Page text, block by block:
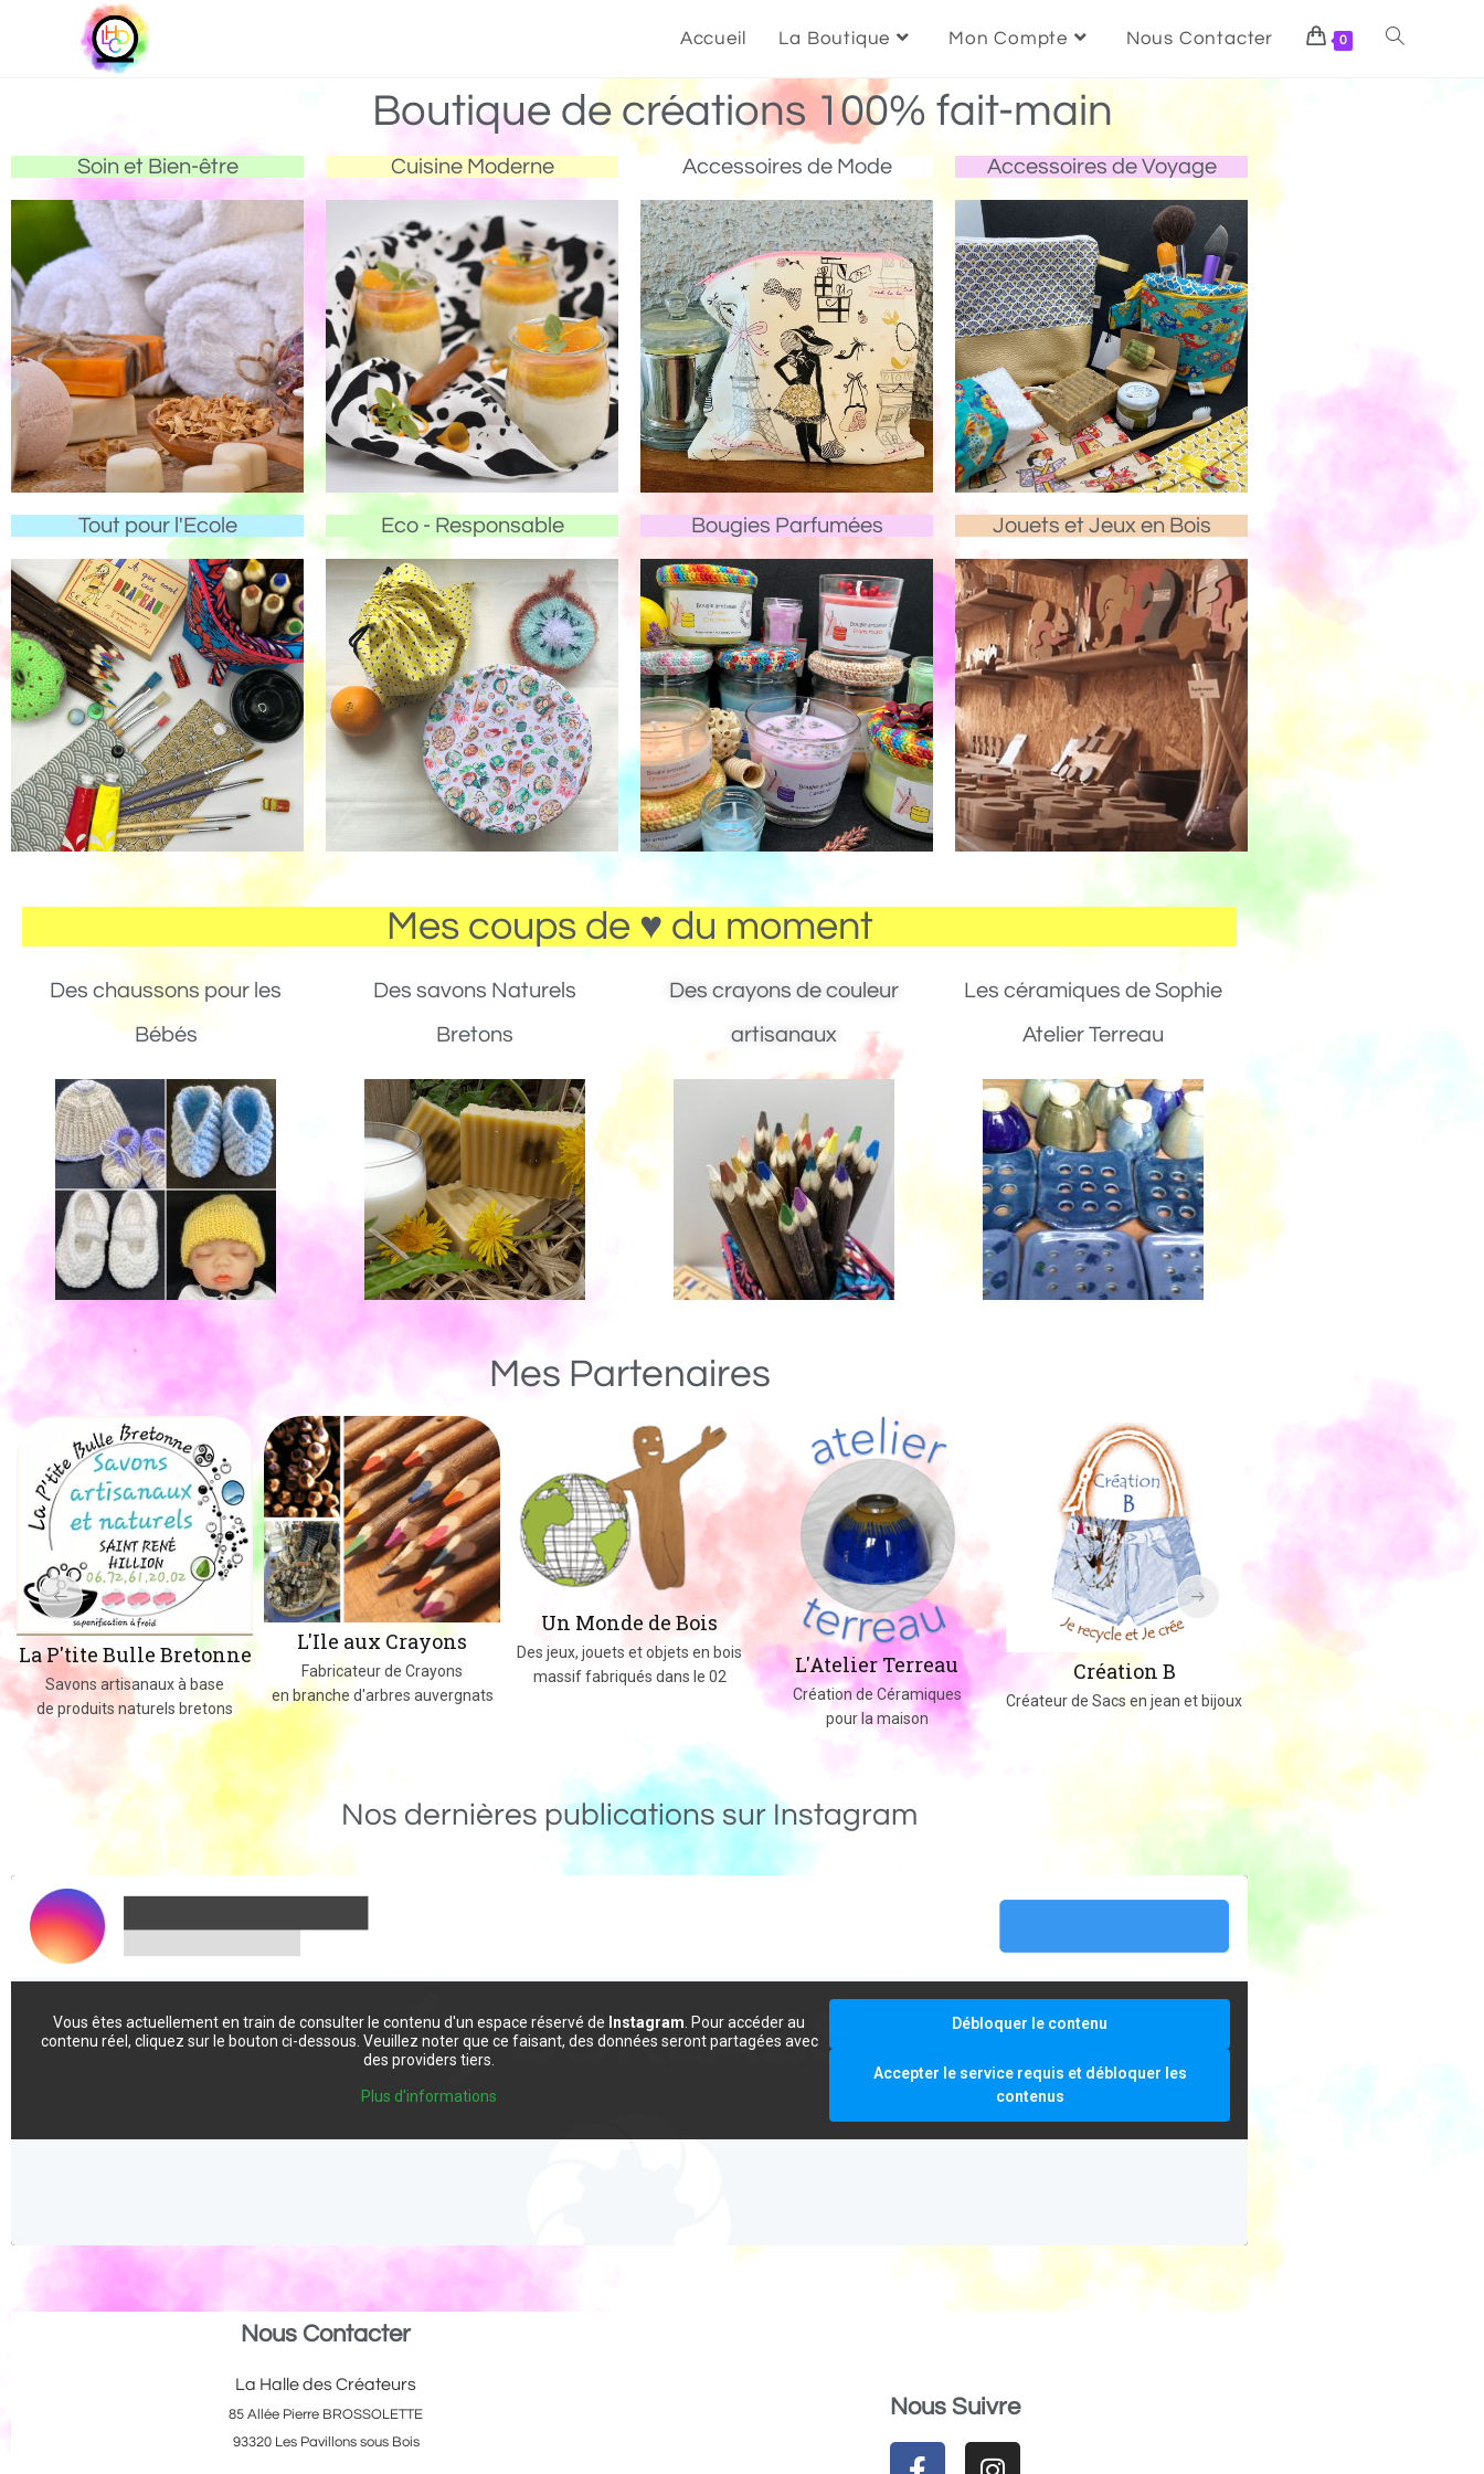
Accueil La Boutique Mon Compte Nous Contacter 0
Boutique de créations 100% fait-main
Soin et Bien-être Cuisine Moderne Accessoires de Mode Accessoires de Voyage
Tout pour l'Ecole Eco - Responsable Bougies Parfumées Jouets et Jeux en Bois
Mes coups de ♥ du moment
Des chaussons pour les
Bébés
Des savons Naturels
Bretons
Des crayons de couleur
artisanaux
Les céramiques de Sophie
Atelier Terreau
Mes Partenaires
La P'tite Bulle Bretonne
Savons artisanaux à base
de produits naturels bretons
L'Ile aux Crayons
Fabricateur de Crayons
en branche d'arbres auvergnats
Un Monde de Bois
Des jeux, jouets et objets en bois
massif fabriqués dans le 02
L'Atelier Terreau
Création de Céramiques
pour la maison
Création B
Créateur de Sacs en jean et bijoux
Créations au crochet ou tricot
Nos dernières publications sur Instagram
Vous êtes actuellement en train de consulter le contenu d'un espace réservé de Instagram . Pour accéder au
contenu réel, cliquez sur le bouton ci-dessous. Veuillez noter que ce faisant, des données seront partagées avec
des providers tiers.
Plus d'informations
Débloquer le contenu
Accepter le service requis et débloquer les
contenus
Nous Contacter
La Halle des Créateurs
85 Allée Pierre BROSSOLETTE
93320 Les Pavillons sous Bois
Nous Suivre